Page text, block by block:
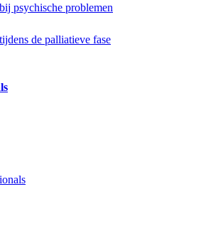
psychische problemen
de palliatieve fase